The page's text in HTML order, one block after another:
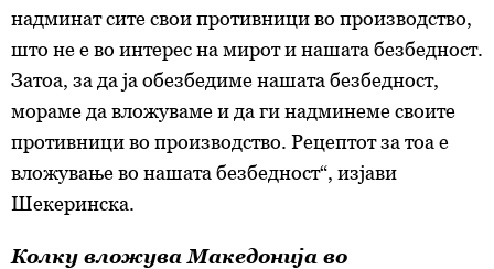
надминат сите свои противници во производство,
што не е во интерес на мирот и нашата безбедност.
Затоа, за да ја обезбедиме нашата безбедност,
мораме да вложуваме и да ги надминеме своите
противници во производство. Рецептот за тоа е
вложување во нашата безбедност“, изјави
Шекеринска.
Колку вложува Македонија во